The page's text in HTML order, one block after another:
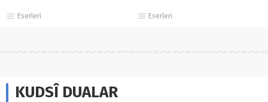
Eserleri Eserleri
KUDSÎ DUALAR